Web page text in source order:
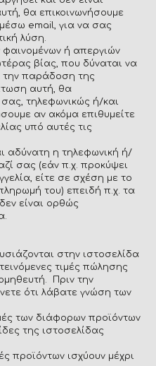
θα επικοινωνήσουμε
email, για να σας
λύση.
ή απεργιών
βίας, που δύναται να
την παράδοση της
αυτή, θα
τηλεφωνικώς ή/και
αν ακόμα επιθυμείτε
υπό αυτές τις
η τηλεφωνική ή/
σας (εάν π.χ. προκύψει
είτε σε σχέση με το
του) επειδή π.χ. τα
είναι ορθώς
στην ιστοσελίδα
τιμές πώλησης
Πριν την
ότι λάβατε γνώση των
των διάφορων προϊόντων
της ιστοσελίδας
ισχύουν μέχρι